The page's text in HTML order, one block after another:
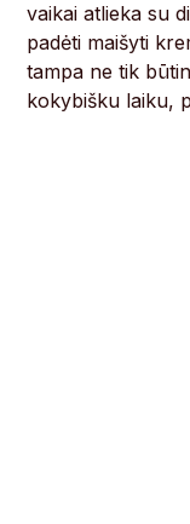
vaikai atlieka su
padėti maišyti
tampa ne tik
kokybišku laiku,